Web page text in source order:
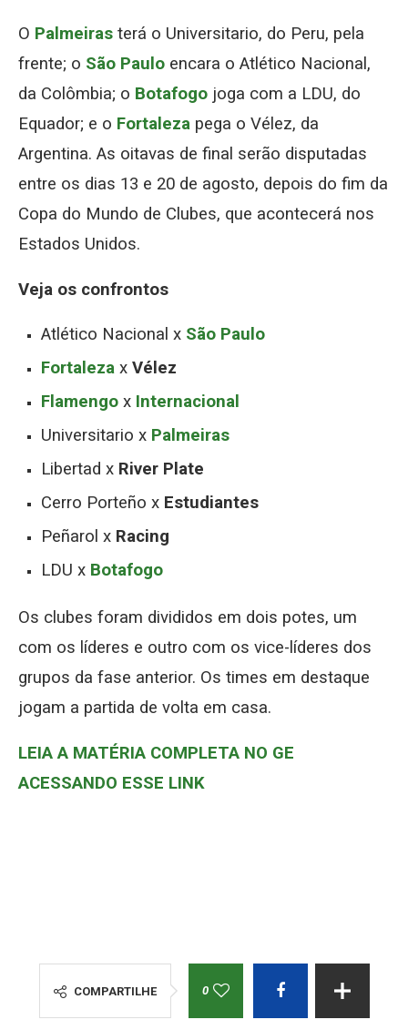
O Palmeiras terá o Universitario, do Peru, pela
frente; o São Paulo encara o Atlético Nacional,
da Colômbia; o Botafogo joga com a LDU, do
Equador; e o Fortaleza pega o Vélez, da
Argentina. As oitavas de final serão disputadas
entre os dias 13 e 20 de agosto, depois do fim da
Copa do Mundo de Clubes, que acontecerá nos
Estados Unidos.
Veja os confrontos
Atlético Nacional x São Paulo
Fortaleza x Vélez
Flamengo x Internacional
Universitario x Palmeiras
Libertad x River Plate
Cerro Porteño x Estudiantes
Peñarol x Racing
LDU x Botafogo
Os clubes foram divididos em dois potes, um
com os líderes e outro com os vice-líderes dos
grupos da fase anterior. Os times em destaque
jogam a partida de volta em casa.
LEIA A MATÉRIA COMPLETA NO GE
ACESSANDO ESSE LINK
COMPARTILHE 0